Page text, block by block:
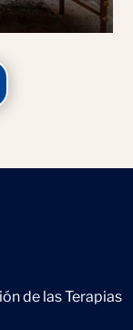
de las Terapias